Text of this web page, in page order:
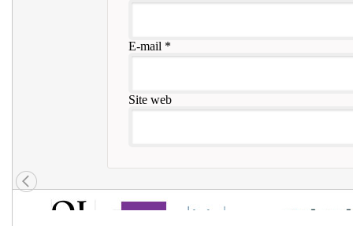
E-mail *
Site web